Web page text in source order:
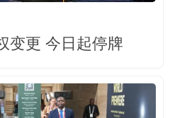
变更 今日起停牌